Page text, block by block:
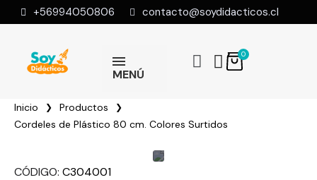
+56994050806 contacto@soydidacticos.cl
MENÚ
Inicio
Productos
Cordeles de Plástico 80 cm. Colores Surtidos
CÓDIGO C304001